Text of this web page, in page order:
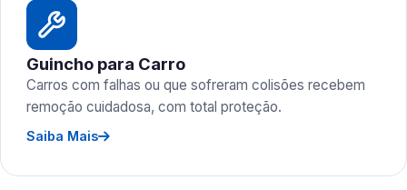
Guincho para Carro
Carros com falhas ou que sofreram colisões recebem
remoção cuidadosa, com total proteção.
Saiba Mais